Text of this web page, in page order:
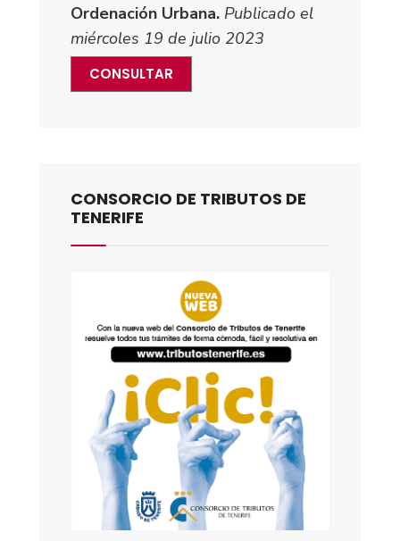
Ordenación Urbana. Publicado el
miércoles 19 de julio 2023
CONSULTAR
CONSORCIO DE TRIBUTOS DE
TENERIFE